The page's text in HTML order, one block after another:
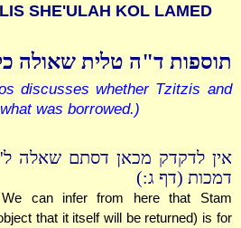
SHE'ULAH KOL LAMED
תוספות ד"ה טלית שאולה
discusses whether Tzitzis and
was borrowed.)
אין לדקדק מכאן דסתם שאלה
דמכות (דף ג:)
We can infer from here that Stam
that it itself will be returned) is for